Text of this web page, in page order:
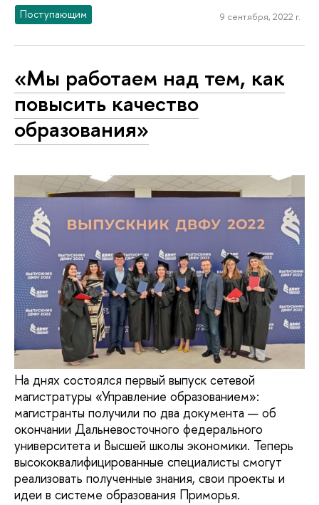
Поступающим 9 сентября, 2022 г.
«Мы работаем над тем, как
повысить качество
образования»
На днях состоялся первый выпуск сетевой
магистратуры «Управление образованием»:
магистранты получили по два документа — об
окончании Дальневосточного федерального
университета и Высшей школы экономики. Теперь
высококвалифицированные специалисты смогут
реализовать полученные знания, свои проекты и
идеи в системе образования Приморья.